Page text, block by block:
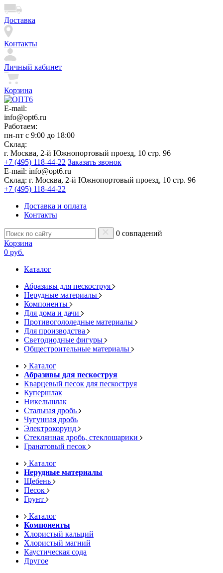
Доставка
Контакты
Личный кабинет
Корзина
E-mail:
info@opt6.ru
Работаем:
пн-пт с 9:00 до 18:00
Склад:
г. Москва, 2-й Южнопортовый проезд, 10 стр. 96
+7 (495) 118-44-22 Заказать звонок
E-mail: info@opt6.ru
Склад: г. Москва, 2-й Южнопортовый проезд, 10 стр. 96
+7 (495) 118-44-22
Доставка и оплата
Контакты
0 совпадений
Корзина
0 руб.
Каталог
Абразивы для пескоструя
Нерудные материалы
Компоненты
Для дома и дачи
Противогололедные материалы
Для производства
Светодиодные фигуры
Общестроительные материалы
Каталог
Абразивы для пескоструя
Кварцевый песок для пескоструя
Купершлак
Никельшлак
Стальная дробь
Чугунная дробь
Электрокорунд
Стеклянная дробь, стеклошарики
Гранатовый песок
Каталог
Нерудные материалы
Щебень
Песок
Грунт
Каталог
Компоненты
Хлористый кальций
Хлористый магний
Каустическая сода
Другое